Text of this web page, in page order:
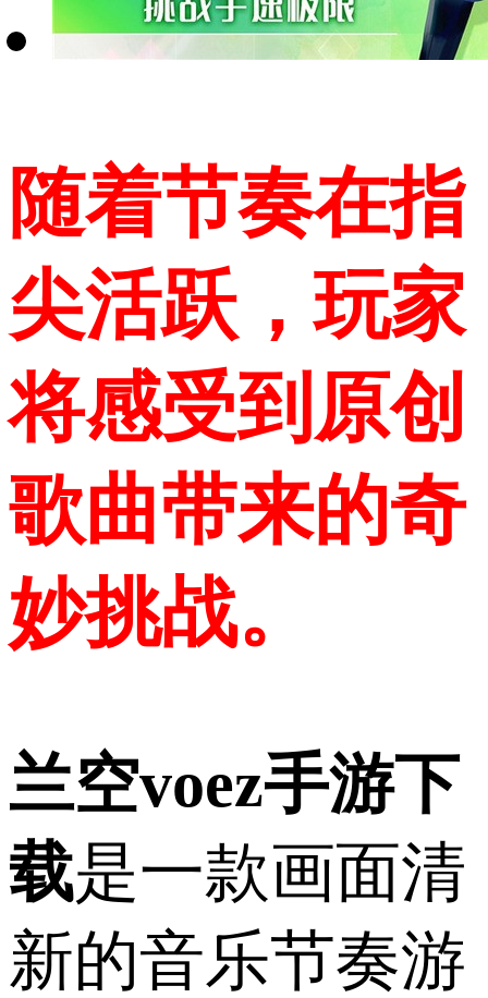
随着节奏在指
尖活跃，玩家
将感受到原创
歌曲带来的奇
妙挑战。
兰空voez手游下
载是一款画面清
新的音乐节奏游